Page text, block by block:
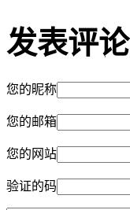
发表评论
您的昵称
您的邮箱
您的网站
验证的码